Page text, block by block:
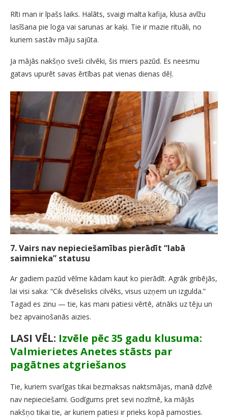
Rīti man ir īpašs laiks. Halāts, svaigi malta kafija, klusa avīžu
lasīšana pie loga vai sarunas ar kaķi. Tie ir mazie rituāli, no
kuriem sastāv māju sajūta.
Ja mājās nakšņo sveši cilvēki, šis miers pazūd. Es neesmu
gatavs upurēt savas ērtības pat vienas dienas dēļ.
7. Vairs nav nepieciešamības pierādīt “labā
saimnieka” statusu
Ar gadiem pazūd vēlme kādam kaut ko pierādīt. Agrāk gribējās,
lai visi saka: “Cik dvēselisks cilvēks, visus uzņem un izgulda.”
Tagad es zinu — tie, kas mani patiesi vērtē, atnāks uz tēju un
bez apvainošanās aizies.
LASI VĒL: Izvēle pēc 35 gadu klusuma:
Valmierietes Anetes stāsts par
pagātnes atgriešanos
Tie, kuriem svarīgas tikai bezmaksas naktsmājas, manā dzīvē
nav nepieciešami. Godīgums pret sevi nozīmē, ka mājās
nakšņo tikai tie, ar kuriem patiesi ir prieks kopā pamosties.